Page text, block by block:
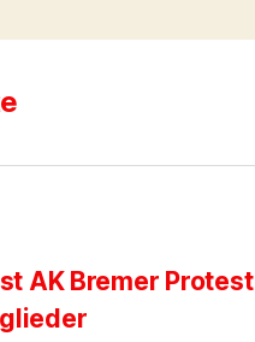
AK Bremer Protest